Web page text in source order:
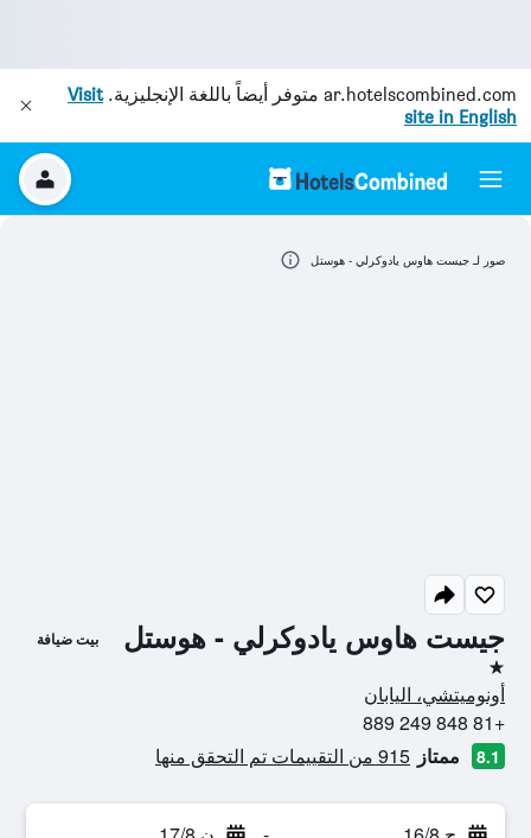
ar.hotelscombined.com متوفر أيضاً باللغة الإنجليزية.Visit
site in English
جيست هاوس يادوكرلي - هوستل بيت ضيافة
نجمة واحدة
أونوميتشي، اليابان
+81 848 249 889
8.1 ممتاز 915 من التقييمات تم التحقق منها
صور لـ جيست هاوس يادوكرلي - هوستل